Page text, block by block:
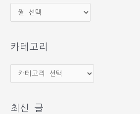
관
카테고리
테
리
최신 글